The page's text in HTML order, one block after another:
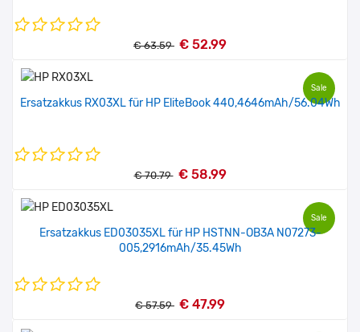
€ 63.59 € 52.99
Sale
Ersatzakkus RX03XL für HP EliteBook 440,4646mAh/56.04Wh
€ 70.79 € 58.99
Sale
Ersatzakkus ED03035XL für HP HSTNN-OB3A N07273-
005,2916mAh/35.45Wh
€ 57.59 € 47.99